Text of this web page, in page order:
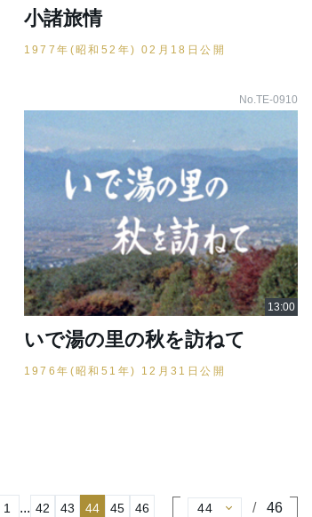
小諸旅情
1977年(昭和52年) 02月18日公開
No.TE-0910
いで湯の里の秋を訪ねて
1976年(昭和51年) 12月31日公開
1 ... 42 43 44 45 46 46